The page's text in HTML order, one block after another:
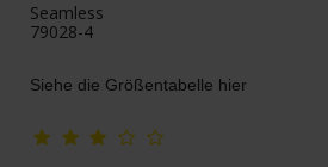
Seamless
79028-4
Siehe die Größentabelle hier